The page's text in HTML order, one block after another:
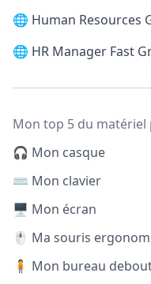
🌐 Human Resources
🌐 HR Manager Fast
Mon top 5 du
🎧 Mon casque
⌨️ Mon clavier
🖥️ Mon écran
🖱️ Ma souris
🧍 Mon bureau